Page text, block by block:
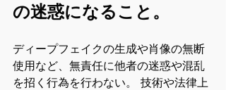
の迷惑になること。
ディープフェイクの生成や肖像の無断
使用など、無責任に他者の迷惑や混乱
を招く行為を行わない。 技術や法律上